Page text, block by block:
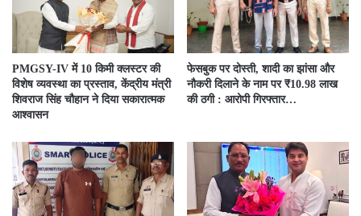
PMGSY-IV में 10 किमी क्लस्टर की
विशेष व्यवस्था का प्रस्ताव, केंद्रीय मंत्री
शिवराज सिंह चौहान ने दिया सकारात्मक
आश्वासन
फेसबुक पर दोस्ती, शादी का झांसा और
नौकरी दिलाने के नाम पर ₹10.98 लाख
की ठगी : आरोपी गिरफ्तार…